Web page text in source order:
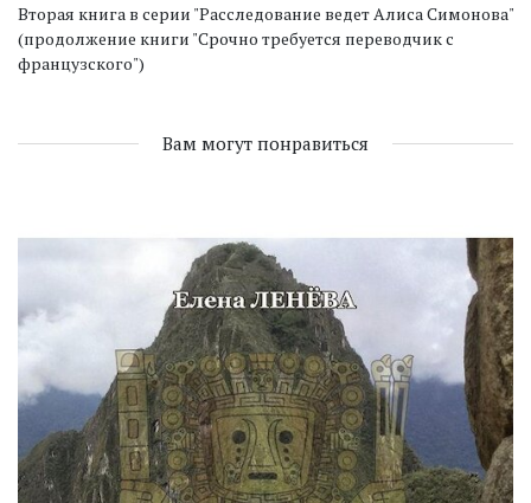
Вторая книга в серии "Расследование ведет Алиса Симонова"
(продолжение книги "Срочно требуется переводчик с
французского")
Вам могут понравиться